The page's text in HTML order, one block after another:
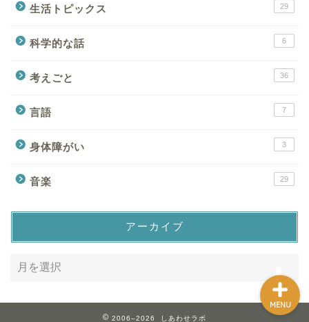
生活トピックス 29
科学的な話 6
考えごと 36
言語 7
身体障がい 3
音楽 29
アーカイブ
2006–2026 しあわせラボ
MENU
サイトマップ